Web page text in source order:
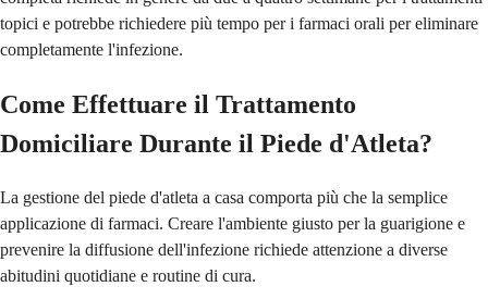
topici e potrebbe richiedere più tempo per i farmaci orali per eliminare
completamente l'infezione.
Come Effettuare il Trattamento
Domiciliare Durante il Piede d'Atleta?
La gestione del piede d'atleta a casa comporta più che la semplice
applicazione di farmaci. Creare l'ambiente giusto per la guarigione e
prevenire la diffusione dell'infezione richiede attenzione a diverse
abitudini quotidiane e routine di cura.